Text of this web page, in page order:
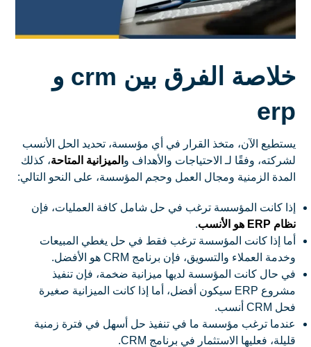
خلاصة الفرق بين crm و
erp
يستطيع الآن، متخذ القرار في أي مؤسسة، تحديد الحل الأنسب
لشركته، وفقًا لـ الاحتياجات والأهداف و الميزانية المتاحة، كذلك
المدة الزمنية ومجال العمل وحجم المؤسسة، على النحو التالي:
إذا كانت المؤسسة ترغب في حل شامل كافة العمليات، فإن
نظام ERP هو الأنسب
.
أما إذا كانت المؤسسة ترغب فقط في حل يغطي المبيعات
وخدمة العملاء والتسويق، فإن برنامج CRM هو الأفضل.
في حال كانت المؤسسة لديها ميزانية ضخمة، فإن تنفيذ
مشروع ERP سيكون أفضل، أما إذا كانت الميزانية صغيرة
فحل CRM أنسب.
عندما ترغب مؤسسة ما في تنفيذ حل أسهل في فترة زمنية
قليلة، فعليها الاستثمار في برنامج CRM.